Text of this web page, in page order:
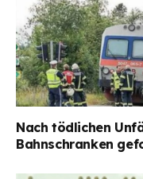
Nach tödlichen
Bahnschranken